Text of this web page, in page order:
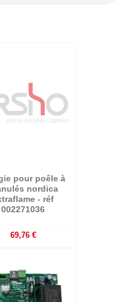
pour poêle à
nordica
- réf
002271036
69,76 €